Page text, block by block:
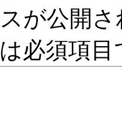
が公開
必須項目